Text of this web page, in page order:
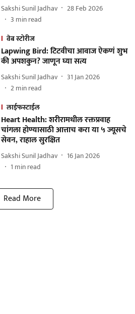
Sakshi Sunil Jadhav
28 Feb 2026
3 min read
वेब स्टोरीज
Lapwing Bird: टिटवीचा आवाज ऐकणं शुभ
की अपशकुन? जाणून घ्या सत्य
Sakshi Sunil Jadhav
31 Jan 2026
2min read
लाईफस्टाईल
Heart Health: शरीरामधील रक्तप्रवाह
चांगला होण्यासाठी आत्ताच करा या ५ ज्यूसचे
सेवन, राहाल सुरक्षित
Sakshi Sunil Jadhav
16 Jan 2026
1 min read
Read More